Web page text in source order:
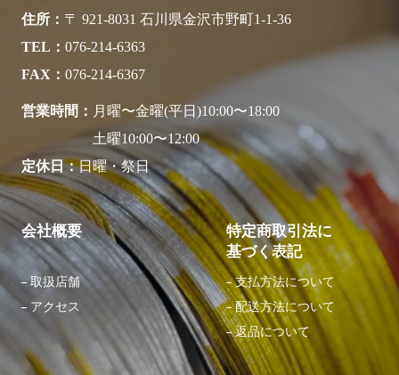
住所
〒 921-8031 石川県金沢市野町1-1-36
TEL
076-214-6363
FAX
076-214-6367
営業時間
月曜〜金曜(平日)10:00〜18:00
土曜10:00〜12:00
定休日
日曜・祭日
会社概要
取扱店舗
アクセス
特定商取引法に
基づく表記
支払方法について
配送方法について
返品について